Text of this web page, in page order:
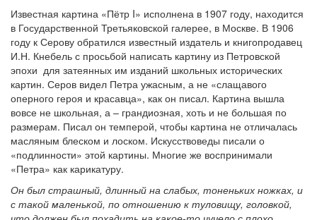
Известная картина «Пётр I» исполнена в 1907 году, находится
в Государственной Третьяковской галерее, в Москве. В 1906
году к Серову обратился известный издатель и книгопродавец
И.Н. Кнебель с просьбой написать картину из Петровской
эпохи для затеянных им изданий школьных исторических
картин. Серов видел Петра ужасным, а не «слащавого
оперного героя и красавца», как он писал. Картина вышла
вовсе не школьная, а – грандиозная, хоть и не большая по
размерам. Писал он темперой, чтобы картина не отличалась
масляным блеском и лоском. Искусствоведы писали о
«подлинности» этой картины. Многие же воспринимали
«Петра» как карикатуру.
Он был страшный, длинный на слабых, тоненьких ножках, и
с такой маленькой, по отношению к туловищу, головкой,